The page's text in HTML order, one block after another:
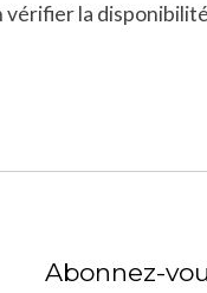
vérifier la
Abonnez-